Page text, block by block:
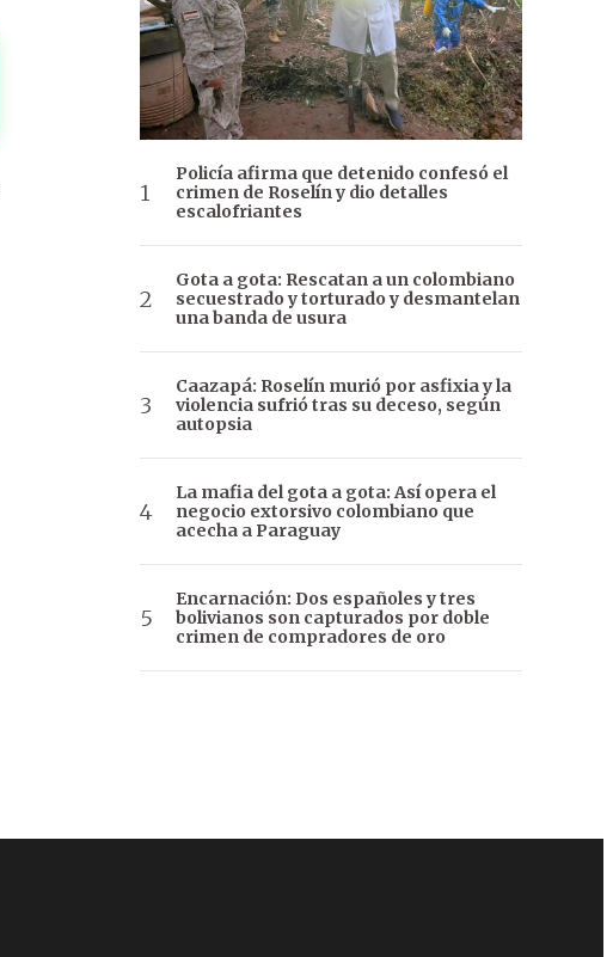
Policía afirma que detenido confesó el
crimen de Roselín y dio detalles
escalofriantes
Gota a gota: Rescatan a un colombiano
secuestrado y torturado y desmantelan
una banda de usura
Caazapá: Roselín murió por asfixia y la
violencia sufrió tras su deceso, según
autopsia
La mafia del gota a gota: Así opera el
negocio extorsivo colombiano que
acecha a Paraguay
Encarnación: Dos españoles y tres
bolivianos son capturados por doble
crimen de compradores de oro